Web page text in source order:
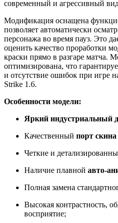
современный и агрессивный
Модификация оснащена
позволяет автоматически
персонажа во время пауз. Это
оценить качество проработки
краски прямо в разгаре матча.
оптимизирована, что
и отсутствие ошибок при игре
Strike 1.6.
Особенности модели:
Яркий индустриальный
Качественный порт
Четкие и
Наличие плавной авто-
Полная замена
Высокая контрастность,
восприятие;